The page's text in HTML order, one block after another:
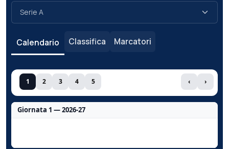
Calendario Classifica Marcatori
1 2 3 4 5 ‹ ›
Giornata 1 — 2026-27